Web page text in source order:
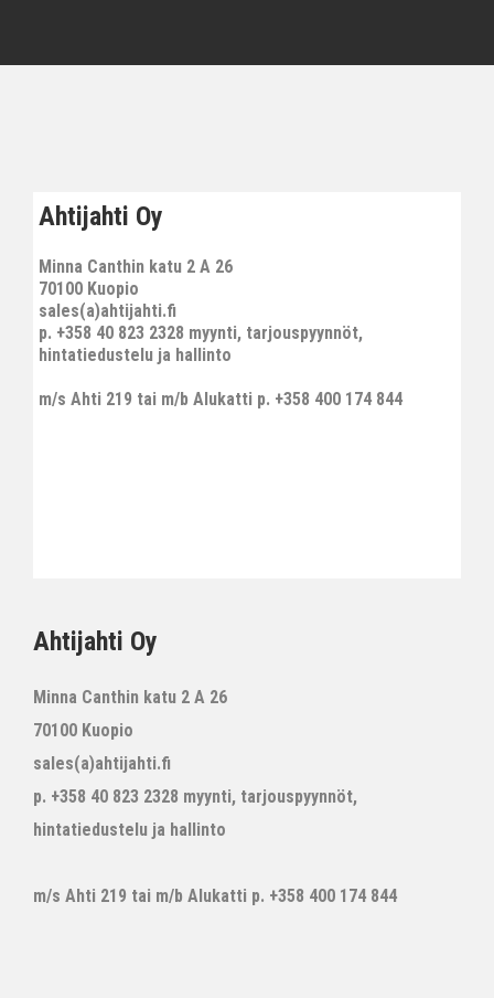
Ahtijahti Oy
Minna Canthin katu 2 A 26
70100 Kuopio
sales(a)ahtijahti.fi
p. +358 40 823 2328 myynti, tarjouspyynnöt,
hintatiedustelu ja hallinto
m/s Ahti 219 tai m/b Alukatti p. +358 400 174 844
Ahtijahti Oy
Minna Canthin katu 2 A 26
70100 Kuopio
sales(a)ahtijahti.fi
p. +358 40 823 2328 myynti, tarjouspyynnöt,
hintatiedustelu ja hallinto
m/s Ahti 219 tai m/b Alukatti p. +358 400 174 844